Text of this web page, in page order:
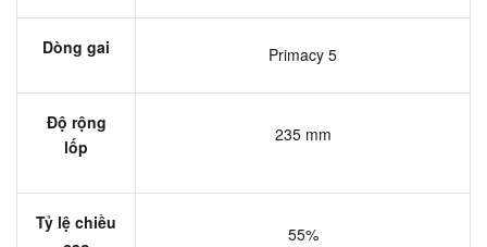
Dòng gai Primacy 5
Độ rộng
lốp
235 mm
Tỷ lệ chiều
55%